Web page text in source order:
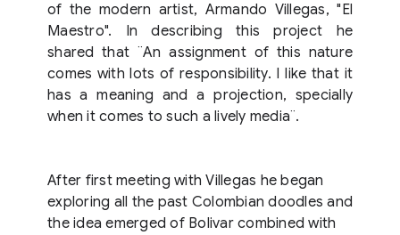
of the modern artist, Armando Villegas, "El
Maestro". In describing this project he
shared that ¨An assignment of this nature
comes with lots of responsibility. I like that it
has a meaning and a projection, specially
when it comes to such a lively media¨.
After first meeting with Villegas he began
exploring all the past Colombian doodles and
the idea emerged of Bolivar combined with